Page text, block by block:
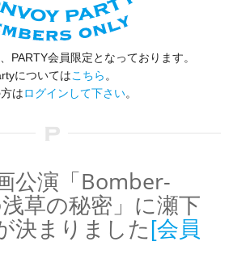
PARTY会員限定となっております。
についてはこちら 。
はログインして下さい。
公演「Bomber-
草の秘密」に瀬下
決まりました [会員